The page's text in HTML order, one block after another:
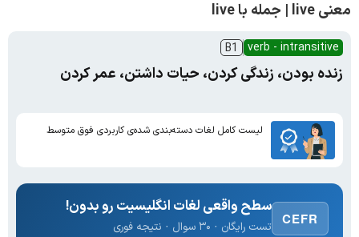
معنی live | جمله با live
verb - intransitive
B1
زنده بودن، زندگی کردن، حیات داشتن، عمر کردن
لیست کامل لغات دسته‌بندی شده‌ی کاربردی فوق متوسط
CEFR
سطح واقعی لغات انگلیسیت رو بدون!
تست رایگان · ۳۰ سوال · نتیجه فوری